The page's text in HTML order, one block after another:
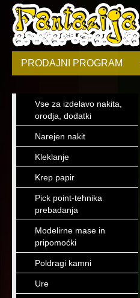
PRODAJNI PROGRAM
Vse za izdelavo nakita,
orodja, dodatki
Narejen nakit
Kleklanje
Krep papir
Pick point-tehnika
prebadanja
Modelirne mase in
pripomoćki
Poldragi kamni
Ure